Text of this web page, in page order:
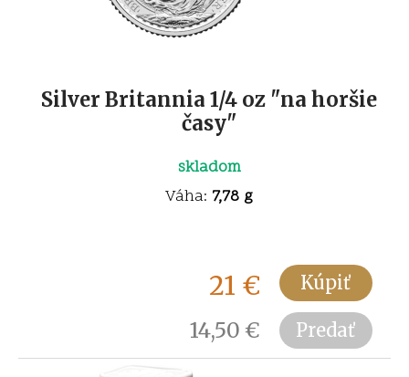
Silver Britannia 1/4 oz "na horšie
časy"
skladom
Váha: 7,78 g
21 €
14,50 €
Kúpiť
Predať